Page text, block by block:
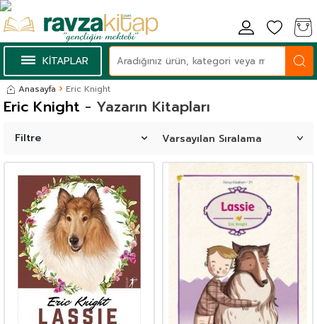
KİTAPLAR
Anasayfa Eric Knight
- Yazarın Kitapları
Eric Knight
Filtre